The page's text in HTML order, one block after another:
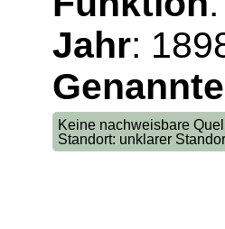
Jahr:
Keine nachweisbare
Standort: unklarer